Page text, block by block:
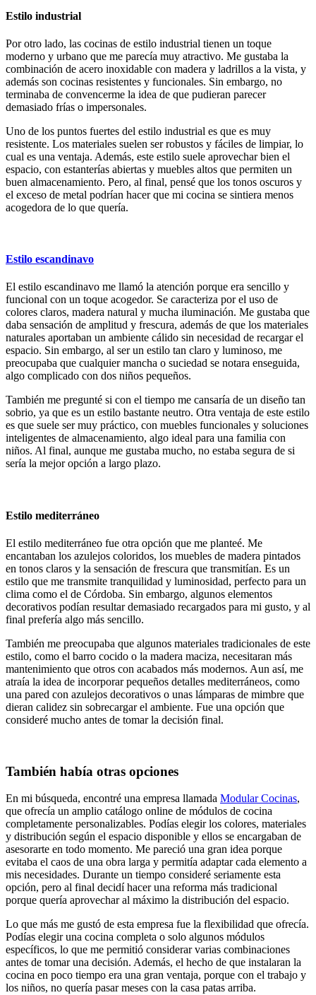
Estilo industrial
Por otro lado, las cocinas de estilo industrial tienen un toque
moderno y urbano que me parecía muy atractivo. Me gustaba la
combinación de acero inoxidable con madera y ladrillos a la vista, y
además son cocinas resistentes y funcionales. Sin embargo, no
terminaba de convencerme la idea de que pudieran parecer
demasiado frías o impersonales.
Uno de los puntos fuertes del estilo industrial es que es muy
resistente. Los materiales suelen ser robustos y fáciles de limpiar, lo
cual es una ventaja. Además, este estilo suele aprovechar bien el
espacio, con estanterías abiertas y muebles altos que permiten un
buen almacenamiento. Pero, al final, pensé que los tonos oscuros y
el exceso de metal podrían hacer que mi cocina se sintiera menos
acogedora de lo que quería.
Estilo escandinavo
El estilo escandinavo me llamó la atención porque era sencillo y
funcional con un toque acogedor. Se caracteriza por el uso de
colores claros, madera natural y mucha iluminación. Me gustaba que
daba sensación de amplitud y frescura, además de que los materiales
naturales aportaban un ambiente cálido sin necesidad de recargar el
espacio. Sin embargo, al ser un estilo tan claro y luminoso, me
preocupaba que cualquier mancha o suciedad se notara enseguida,
algo complicado con dos niños pequeños.
También me pregunté si con el tiempo me cansaría de un diseño tan
sobrio, ya que es un estilo bastante neutro. Otra ventaja de este estilo
es que suele ser muy práctico, con muebles funcionales y soluciones
inteligentes de almacenamiento, algo ideal para una familia con
niños. Al final, aunque me gustaba mucho, no estaba segura de si
sería la mejor opción a largo plazo.
Estilo mediterráneo
El estilo mediterráneo fue otra opción que me planteé. Me
encantaban los azulejos coloridos, los muebles de madera pintados
en tonos claros y la sensación de frescura que transmitían. Es un
estilo que me transmite tranquilidad y luminosidad, perfecto para un
clima como el de Córdoba. Sin embargo, algunos elementos
decorativos podían resultar demasiado recargados para mi gusto, y al
final prefería algo más sencillo.
También me preocupaba que algunos materiales tradicionales de este
estilo, como el barro cocido o la madera maciza, necesitaran más
mantenimiento que otros con acabados más modernos. Aun así, me
atraía la idea de incorporar pequeños detalles mediterráneos, como
una pared con azulejos decorativos o unas lámparas de mimbre que
dieran calidez sin sobrecargar el ambiente. Fue una opción que
consideré mucho antes de tomar la decisión final.
También había otras opciones
En mi búsqueda, encontré una empresa llamada Modular Cocinas,
que ofrecía un amplio catálogo online de módulos de cocina
completamente personalizables. Podías elegir los colores, materiales
y distribución según el espacio disponible y ellos se encargaban de
asesorarte en todo momento. Me pareció una gran idea porque
evitaba el caos de una obra larga y permitía adaptar cada elemento a
mis necesidades. Durante un tiempo consideré seriamente esta
opción, pero al final decidí hacer una reforma más tradicional
porque quería aprovechar al máximo la distribución del espacio.
Lo que más me gustó de esta empresa fue la flexibilidad que ofrecía.
Podías elegir una cocina completa o solo algunos módulos
específicos, lo que me permitió considerar varias combinaciones
antes de tomar una decisión. Además, el hecho de que instalaran la
cocina en poco tiempo era una gran ventaja, porque con el trabajo y
los niños, no quería pasar meses con la casa patas arriba.